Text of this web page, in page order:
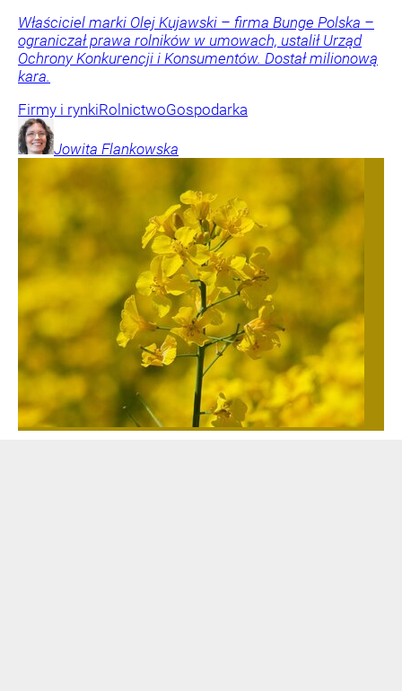
Właściciel marki Olej Kujawski – firma Bunge Polska –
ograniczał prawa rolników w umowach, ustalił Urząd
Ochrony Konkurencji i Konsumentów. Dostał milionową
kara.
Firmy i rynkiRolnictwoGospodarka
Jowita Flankowska